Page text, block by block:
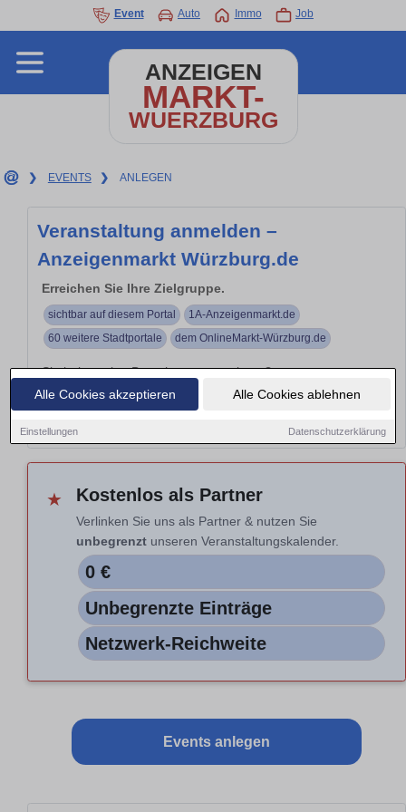
Alle Cookies akzeptieren Alle Cookies ablehnen
Einstellungen Datenschutzerklärung
Event Auto Immo Job
ANZEIGEN
MARKT-
WUERZBURG
❯ EVENTS ❯ ANLEGEN
Veranstaltung anmelden –
Anzeigenmarkt Würzburg.de
Erreichen Sie Ihre Zielgruppe.
sichtbar auf diesem Portal
1A-Anzeigenmarkt.de
60 weitere Stadtportale
dem OnlineMarkt-Würzburg.de
Sie haben eine Branchenveranstaltung?
Branchen
Hinweis: Nur Vorschau. Auswahl nicht aktiv.
★ Kostenlos als Partner
Verlinken Sie uns als Partner & nutzen Sie
unbegrenzt unseren Veranstaltungskalender.
0 €
Unbegrenzte Einträge
Netzwerk-Reichweite
Events anlegen